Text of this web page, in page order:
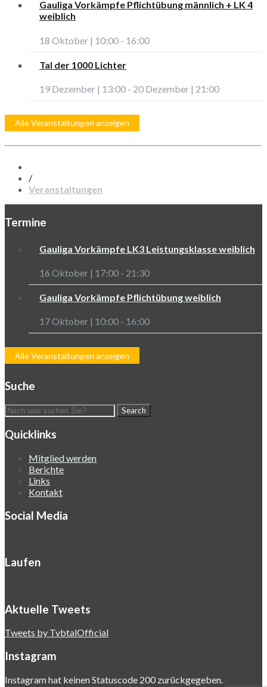
Gauliga Vorkämpfe Pflichtübung männlich + LK 4
weiblich
18 Oktober | 10:00 - 16:00
Tal der 1000 Lichter
19 Dezember | 13:00 - 20 Dezember | 21:00
Alle Veranstaltungen anzeigen
/
Veranstaltungen
Termine
Gauliga Vorkämpfe LK3 Leistungsklasse weiblich
16 Oktober | 17:00 - 21:30
Gauliga Vorkämpfe Pflichtübung weiblich
17 Oktober | 10:00 - 16:00
Alle Veranstaltungen anzeigen
Suche
Quicklinks
Mitglied werden
Berichte
Links
Kontakt
Social Media
Laufen
Aktuelle Tweets
Tweets by TvbtalOfficial
Instagram
Instagram hat keinen Statuscode 200 zurückgegeben.